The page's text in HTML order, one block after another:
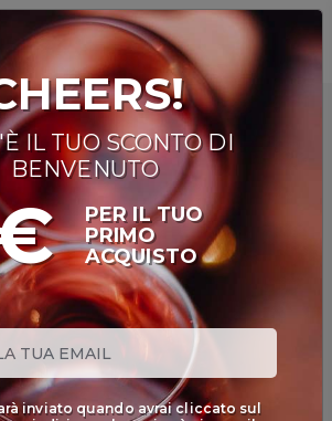
IL TUO SCONTO DI
BENVENUTO
PER IL TUO
PRIMO
ACQUISTO
inviato quando avrai cliccato sul